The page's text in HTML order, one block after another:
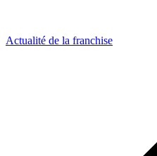
Actualité de la franchise